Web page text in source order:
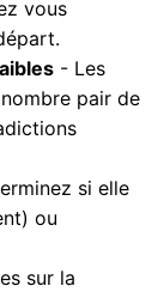
vous
- Les
pair de
si elle
ou
sur la